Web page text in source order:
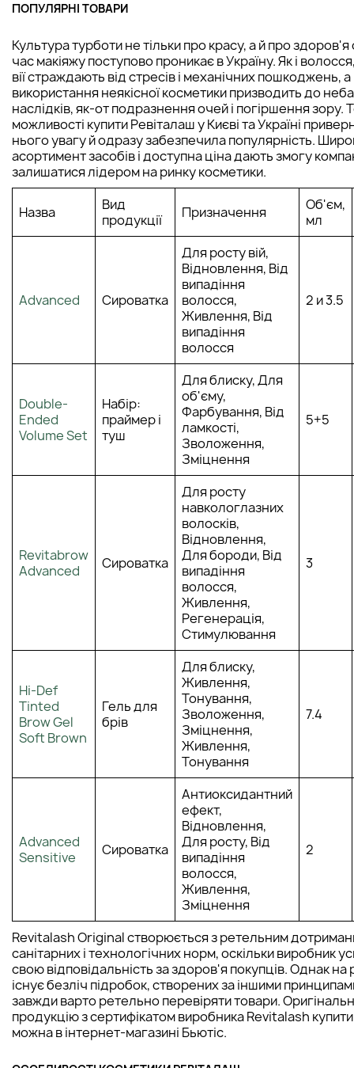
ПОПУЛЯРНІ ТОВАРИ
Культура турботи не тільки про красу, а й про здоров'я
час макіяжу поступово проникає в Україну. Як і
вії страждають від стресів і механічних пошкоджень, а
використання неякісної косметики призводить до
наслідків, як-от подразнення очей і погіршення зору.
можливості купити Ревіталаш у Києві та Україні
нього увагу й одразу забезпечила популярність.
асортимент засобів і доступна ціна дають змогу
залишатися лідером на ринку косметики.
Назва
Вид
продукції
Призначення
Об'єм,
мл
Advanced Сироватка
Для росту вій,
Відновлення, Від
випадіння
волосся,
Живлення, Від
випадіння
волосся
2 и 3.5
Double-
Ended
Volume Set
Набір:
праймер і
туш
Для блиску, Для
об'єму,
Фарбування, Від
ламкості,
Зволоження,
Зміцнення
5+5
Revitabrow
Advanced
Сироватка
Для росту
навкологлазних
волосків,
Відновлення,
Для бороди, Від
випадіння
волосся,
Живлення,
Регенерація,
Стимулювання
3
Hi-Def
Tinted
Brow Gel
Soft Brown
Гель для
брів
Для блиску,
Живлення,
Тонування,
Зволоження,
Зміцнення,
Живлення,
Тонування
7.4
Advanced
Sensitive
Сироватка
Антиоксидантний
ефект,
Відновлення,
Для росту, Від
випадіння
волосся,
Живлення,
Зміцнення
2
Revitalash Original створюється з ретельним
санітарних і технологічних норм, оскільки виробник
свою відповідальність за здоров'я покупців. Однак на
існує безліч підробок, створених за іншими
завжди варто ретельно перевіряти товари.
продукцію з сертифікатом виробника Revitalash купити
можна в інтернет-магазині Бьютіс.